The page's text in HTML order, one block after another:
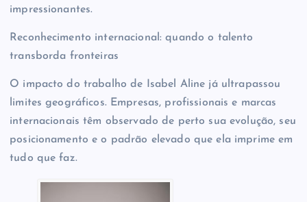
impressionantes.
Reconhecimento internacional: quando o talento
transborda fronteiras
O impacto do trabalho de Isabel Aline já ultrapassou
limites geográficos. Empresas, profissionais e marcas
internacionais têm observado de perto sua evolução, seu
posicionamento e o padrão elevado que ela imprime em
tudo que faz.